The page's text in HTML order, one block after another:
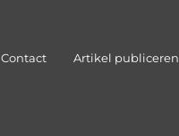
Contact
Artikel publiceren